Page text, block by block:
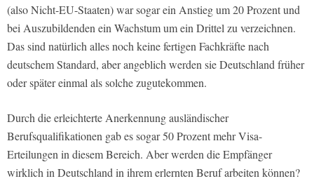
(also Nicht-EU-Staaten) war sogar ein Anstieg um 20 Prozent und
bei Auszubildenden ein Wachstum um ein Drittel zu verzeichnen.
Das sind natürlich alles noch keine fertigen Fachkräfte nach
deutschem Standard, aber angeblich werden sie Deutschland früher
oder später einmal als solche zugutekommen.
Durch die erleichterte Anerkennung ausländischer
Berufsqualifikationen gab es sogar 50 Prozent mehr Visa-
Erteilungen in diesem Bereich. Aber werden die Empfänger
wirklich in Deutschland in ihrem erlernten Beruf arbeiten können?